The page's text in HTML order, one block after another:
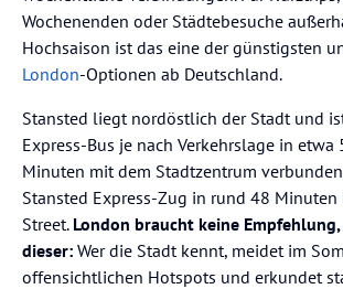
Wochenenden oder Städtebesuche
Hochsaison ist das eine der günstigsten
London-Optionen ab Deutschland.
Stansted liegt nordöstlich der Stadt und
Express-Bus je nach Verkehrslage in etwa
Minuten mit dem Stadtzentrum
Stansted Express-Zug in rund 48
Street. London braucht keine
dieser: Wer die Stadt kennt, meidet im
offensichtlichen Hotspots und erkundet